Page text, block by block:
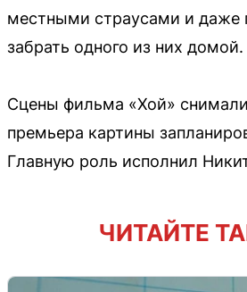
местными страусами и даже
забрать одного из них домой.
Сцены фильма «Хой»
премьера картины
Главную роль исполнил
ЧИТАЙТЕ